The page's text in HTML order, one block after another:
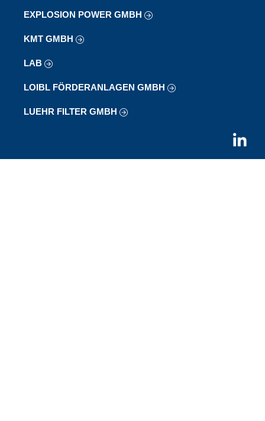
EXPLOSION POWER GMBH
KMT GMBH
LAB
LOIBL FÖRDERANLAGEN GMBH
LUEHR FILTER GMBH